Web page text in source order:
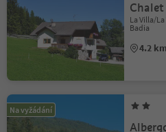
La Villa/
Badia
4.2 km
Na vyžádání